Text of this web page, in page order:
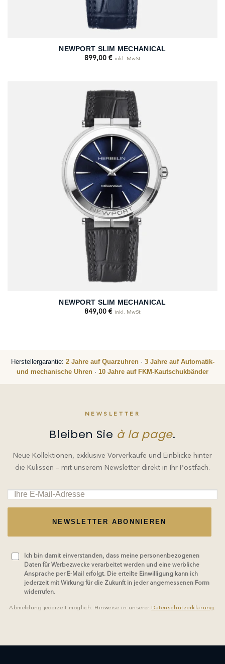
NEWPORT SLIM MECHANICAL
899,00 € inkl. MwSt
NEWPORT SLIM MECHANICAL
849,00 € inkl. MwSt
Herstellergarantie: 2 Jahre auf Quarzuhren· 3 Jahre auf Automatik-
und mechanische Uhren · 10 Jahre auf FKM-Kautschukbänder
NEWSLETTER
Bleiben Sie à la page.
Neue Kollektionen, exklusive Vorverkäufe und Einblicke hinter
die Kulissen – mit unserem Newsletter direkt in Ihr Postfach.
NEWSLETTER ABONNIEREN
Ich bin damit einverstanden, dass meine personenbezogenen
Daten für Werbezwecke verarbeitet werden und eine werbliche
Ansprache per E-Mail erfolgt. Die erteilte Einwilligung kann ich
jederzeit mit Wirkung für die Zukunft in jeder angemessenen Form
widerrufen.
Abmeldung jederzeit möglich. Hinweise in unserer Datenschutzerklärung.